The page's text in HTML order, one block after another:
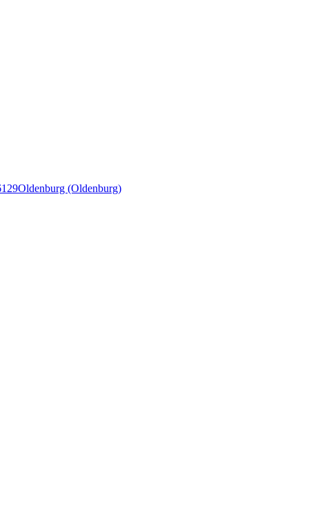
Oldenburg (Oldenburg)